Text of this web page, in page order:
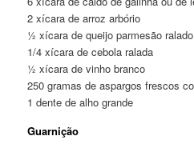
2 xícara de arroz arbório
½ xícara de queijo parmesão ralado
1/4 xícara de cebola ralada
½ xícara de vinho branco
250 gramas de aspargos frescos
1 dente de alho grande
Guarnição